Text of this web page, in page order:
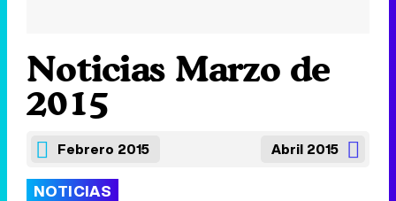
Noticias Marzo de
2015
Febrero 2015 Abril 2015
NOTICIAS